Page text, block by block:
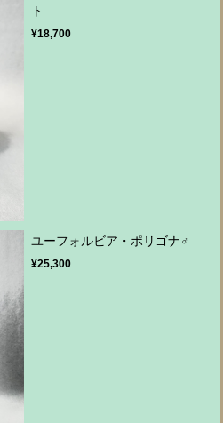
ト
¥18,700
ユーフォルビア・ポリゴナ♂
¥25,300